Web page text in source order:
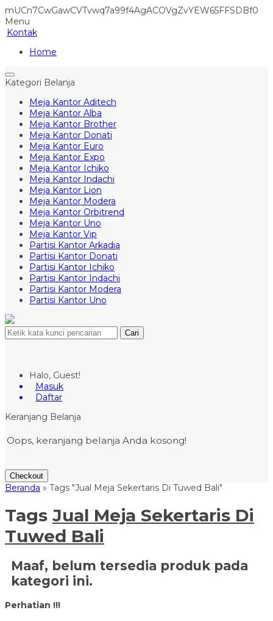
mUCn7CwGawCVTvwq7a99f4AgACOVgZvYEW65FFSDBf0
Menu
Kontak
Home
Kategori Belanja
Meja Kantor Aditech
Meja Kantor Alba
Meja Kantor Brother
Meja Kantor Donati
Meja Kantor Euro
Meja Kantor Expo
Meja Kantor Ichiko
Meja Kantor Indachi
Meja Kantor Lion
Meja Kantor Modera
Meja Kantor Orbitrend
Meja Kantor Uno
Meja Kantor Vip
Partisi Kantor Arkadia
Partisi Kantor Donati
Partisi Kantor Ichiko
Partisi Kantor Indachi
Partisi Kantor Modera
Partisi Kantor Uno
Cari
Halo, Guest!
Masuk
Daftar
Keranjang Belanja
Oops, keranjang belanja Anda kosong!
Checkout
Beranda » Tags "Jual Meja Sekertaris Di Tuwed Bali"
Tags Jual Meja Sekertaris Di
Tuwed Bali
Maaf, belum tersedia produk pada
kategori ini.
Perhatian !!!